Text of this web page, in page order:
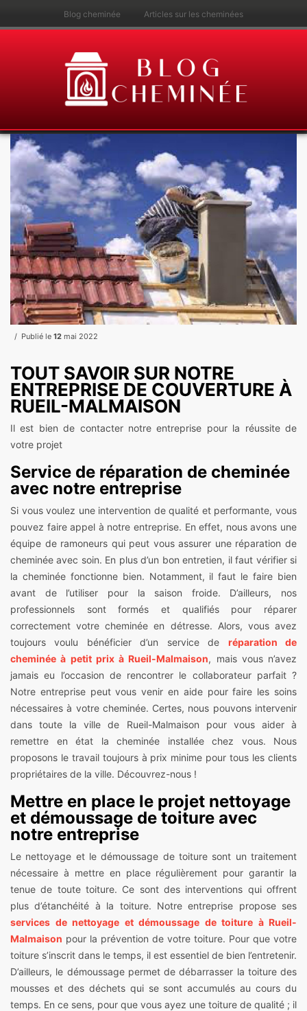
Blog cheminée Articles sur les cheminées
Publié le 12 mai 2022
TOUT SAVOIR SUR NOTRE
ENTREPRISE DE COUVERTURE À
RUEIL-MALMAISON
Il est bien de contacter notre entreprise pour la réussite de
votre projet
Service de réparation de cheminée
avec notre entreprise
Si vous voulez une intervention de qualité et performante, vous
pouvez faire appel à notre entreprise. En effet, nous avons une
équipe de ramoneurs qui peut vous assurer une réparation de
cheminée avec soin. En plus d’un bon entretien, il faut vérifier si
la cheminée fonctionne bien. Notamment, il faut le faire bien
avant de l’utiliser pour la saison froide. D’ailleurs, nos
professionnels sont formés et qualifiés pour réparer
correctement votre cheminée en détresse. Alors, vous avez
toujours voulu bénéficier d’un service de réparation de
cheminée à petit prix à Rueil-Malmaison, mais vous n’avez
jamais eu l’occasion de rencontrer le collaborateur parfait ?
Notre entreprise peut vous venir en aide pour faire les soins
nécessaires à votre cheminée. Certes, nous pouvons intervenir
dans toute la ville de Rueil-Malmaison pour vous aider à
remettre en état la cheminée installée chez vous. Nous
proposons le travail toujours à prix minime pour tous les clients
propriétaires de la ville. Découvrez-nous !
Mettre en place le projet nettoyage
et démoussage de toiture avec
notre entreprise
Le nettoyage et le démoussage de toiture sont un traitement
nécessaire à mettre en place régulièrement pour garantir la
tenue de toute toiture. Ce sont des interventions qui offrent
plus d’étanchéité à la toiture. Notre entreprise propose ses
services de nettoyage et démoussage de toiture à Rueil-
Malmaison pour la prévention de votre toiture. Pour que votre
toiture s’inscrit dans le temps, il est essentiel de bien l’entretenir.
D’ailleurs, le démoussage permet de débarrasser la toiture des
mousses et des déchets qui se sont accumulés au cours du
temps. En ce sens, pour que vous ayez une toiture de qualité ; il